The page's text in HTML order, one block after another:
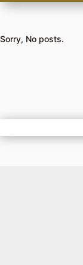
Sorry, No posts.